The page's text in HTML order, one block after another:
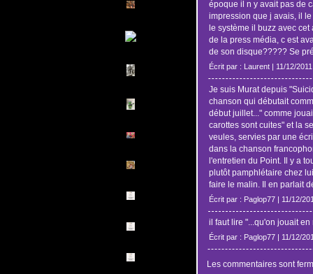
époque il n y avait pas de
impression que j avais, il
le système il buzz avec
de la press média, c est
de son disque????? Se
Écrit par : Laurent | 11/12/2011
Je suis Murat depuis
chanson qui débutait
début juillet..." comme
carottes sont cuites" et la
veules, servies par une
dans la chanson
l'entretien du Point. Il y a
plutôt pamphlétaire chez
faire le malin. Il en parlait
Écrit par : Paglop77 | 11/12/
il faut lire "...qu'on jouait en
Écrit par : Paglop77 | 11/12/
Les commentaires sont